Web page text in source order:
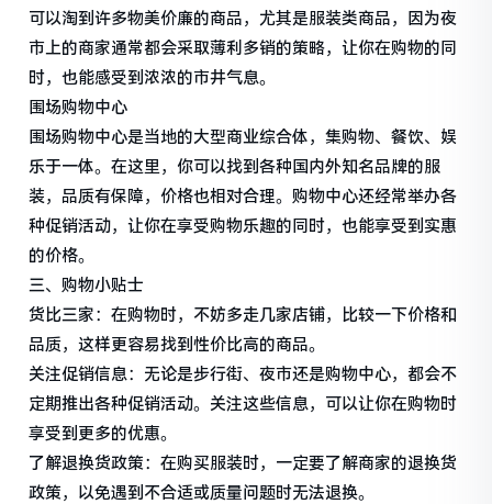
可以淘到许多物美价廉的商品，尤其是服装类商品，因为夜
市上的商家通常都会采取薄利多销的策略，让你在购物的同
时，也能感受到浓浓的市井气息。
围场购物中心
围场购物中心是当地的大型商业综合体，集购物、餐饮、娱
乐于一体。在这里，你可以找到各种国内外知名品牌的服
装，品质有保障，价格也相对合理。购物中心还经常举办各
种促销活动，让你在享受购物乐趣的同时，也能享受到实惠
的价格。
三、购物小贴士
货比三家：在购物时，不妨多走几家店铺，比较一下价格和
品质，这样更容易找到性价比高的商品。
关注促销信息：无论是步行街、夜市还是购物中心，都会不
定期推出各种促销活动。关注这些信息，可以让你在购物时
享受到更多的优惠。
了解退换货政策：在购买服装时，一定要了解商家的退换货
政策，以免遇到不合适或质量问题时无法退换。